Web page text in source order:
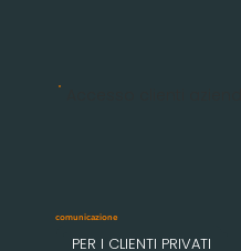
comunicazione
PER I CLIENTI PRIVATI